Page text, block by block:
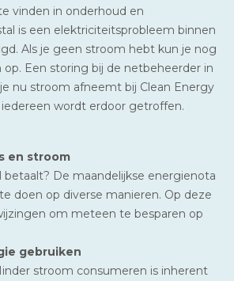
vinden in onderhoud en
is een elektriciteitsprobleem binnen
Als je geen stroom hebt kun je nog
Een storing bij de netbeheerder in
nu stroom afneemt bij Clean Energy
wordt erdoor getroffen.
en stroom
betaalt? De maandelijkse energienota
doen op diverse manieren. Op deze
om meteen te besparen op
gebruiken
stroom consumeren is inherent